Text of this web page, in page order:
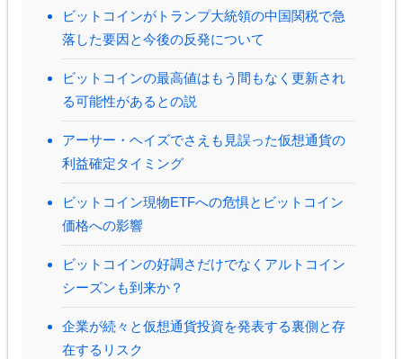
ビットコインがトランプ大統領の中国関税で急
落した要因と今後の反発について
ビットコインの最高値はもう間もなく更新され
る可能性があるとの説
アーサー・ヘイズでさえも見誤った仮想通貨の
利益確定タイミング
ビットコイン現物ETFへの危惧とビットコイン
価格への影響
ビットコインの好調さだけでなくアルトコイン
シーズンも到来か？
企業が続々と仮想通貨投資を発表する裏側と存
在するリスク